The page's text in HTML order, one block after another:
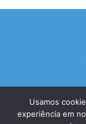
Responsável
Usamos
experiência em